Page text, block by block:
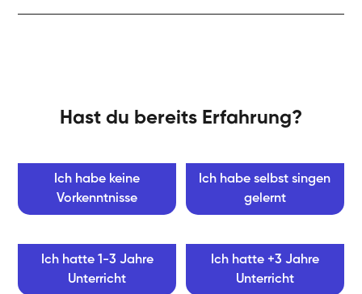
Hast du bereits Erfahrung?
Ich habe keine
Vorkenntnisse
Ich habe selbst singen
gelernt
Ich hatte 1-3 Jahre
Unterricht
Ich hatte +3 Jahre
Unterricht